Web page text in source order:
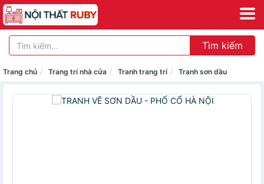
Tìm kiếm
Trang chủ Trang trí nhà cửa Tranh trang trí Tranh sơn dầu